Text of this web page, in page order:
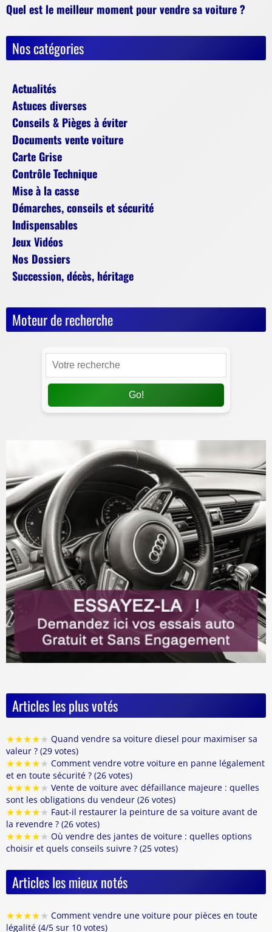
Quel est le meilleur moment pour vendre sa voiture ?
Nos catégories
Actualités
Astuces diverses
Conseils & Pièges à éviter
Documents vente voiture
Carte Grise
Contrôle Technique
Mise à la casse
Démarches, conseils et sécurité
Indispensables
Jeux Vidéos
Nos Dossiers
Succession, décès, héritage
Moteur de recherche
Go!
Articles les plus votés
★★★★★ Quand vendre sa voiture diesel pour maximiser sa
valeur ? (29 votes)
★★★★★ Comment vendre votre voiture en panne légalement
et en toute sécurité ? (26 votes)
★★★★★ Vente de voiture avec défaillance majeure : quelles
sont les obligations du vendeur (26 votes)
★★★★★ Faut-il restaurer la peinture de sa voiture avant de
la revendre ? (26 votes)
★★★★★ Où vendre des jantes de voiture : quelles options
choisir et quels conseils suivre ? (25 votes)
Articles les mieux notés
★★★★★ Comment vendre une voiture pour pièces en toute
légalité (4/5 sur 10 votes)